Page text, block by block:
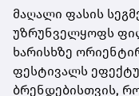
მაღალი ფასის
უზრუნველყოფს
ხარისხზე
ფესტივალს
ბრენდებისთვის,